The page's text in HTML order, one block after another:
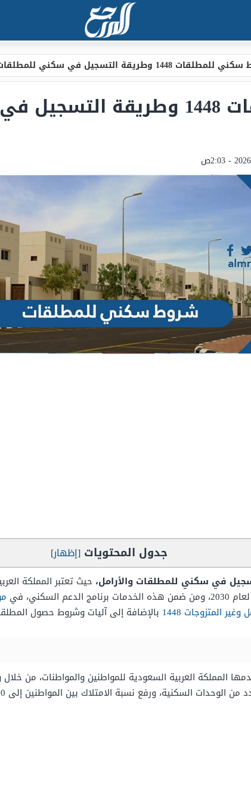
1448 وطريقة التسجيل في سكني للمطلقات والأرامل
شروط سكني للمطلقات 1448
جدول المحتويات [إظهار]
حيث تعتبر المملكة
في
المتزوجات 1448 بالإضافة إلى آليات وشروط حصول
المملكة العربية السعودية للمواطنين والمواطنات، من